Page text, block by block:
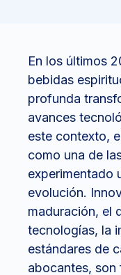
En los últimos
bebidas
profunda
avances
este contexto,
como una de
experimentado
evolución.
maduración, el
tecnologías, la
estándares de
abocantes,